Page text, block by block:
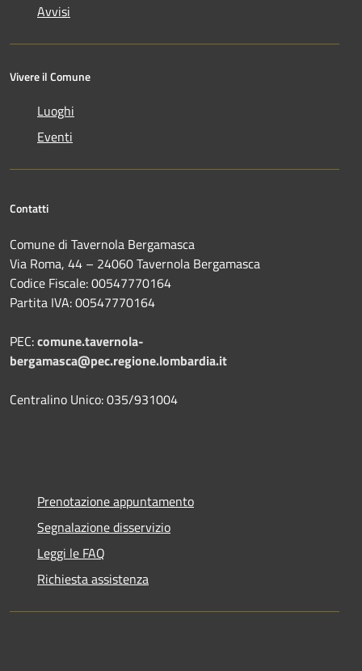
Avvisi
Vivere il Comune
Luoghi
Eventi
Contatti
Comune di Tavernola Bergamasca
Via Roma, 44 – 24060 Tavernola Bergamasca
Codice Fiscale: 00547770164
Partita IVA: 00547770164
PEC:comune.tavernola-
bergamasca@pec.regione.lombardia.it
Centralino Unico: 035/931004
Prenotazione appuntamento
Segnalazione disservizio
Leggi le FAQ
Richiesta assistenza